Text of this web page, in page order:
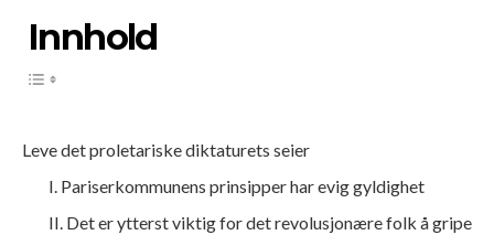
Innhold
Leve det proletariske diktaturets seier
I. Pariserkommunens prinsipper har evig gyldighet
II. Det er ytterst viktig for det revolusjonære folk å gripe